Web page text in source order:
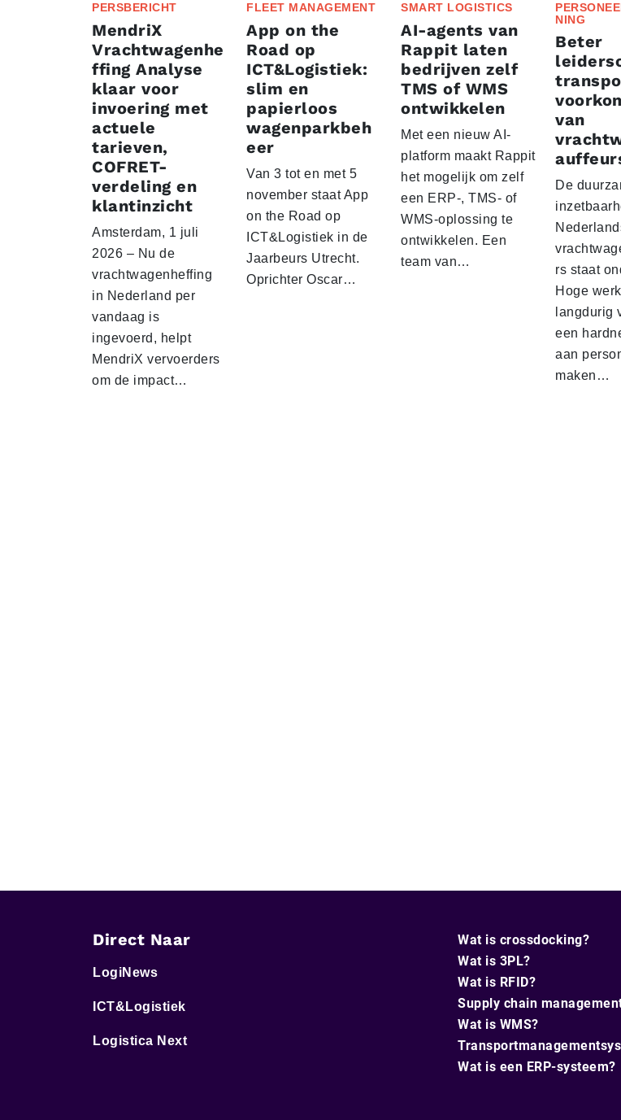
PERSBERICHT
MendriX
Vrachtwagenhe
ffing Analyse
klaar voor
invoering met
actuele
tarieven,
COFRET-
verdeling en
klantinzicht
Amsterdam, 1 juli
2026 – Nu de
vrachtwagenheffing
in Nederland per
vandaag is
ingevoerd, helpt
MendriX vervoerders
om de impact…
FLEET MANAGEMENT
App on the
Road op
ICT&Logistiek:
slim en
papierloos
wagenparkbeh
eer
Van 3 tot en met 5
november staat App
on the Road op
ICT&Logistiek in de
Jaarbeurs Utrecht.
Oprichter Oscar…
SMART LOGISTICS
AI-agents van
Rappit laten
bedrijven zelf
TMS of WMS
ontwikkelen
Met een nieuw AI-
platform maakt Rappit
het mogelijk om zelf
een ERP-, TMS- of
WMS-oplossing te
ontwikkelen. Een
team van…
NING
Beter
van
De
rs staat
Hoge
langdurig
een
aan
maken…
Direct Naar
LogiNews
ICT&Logistiek
Logistica Next
Wat is crossdocking?
Wat is 3PL?
Wat is RFID?
Supply chain
Wat is WMS?
Wat is een ERP-systeem?